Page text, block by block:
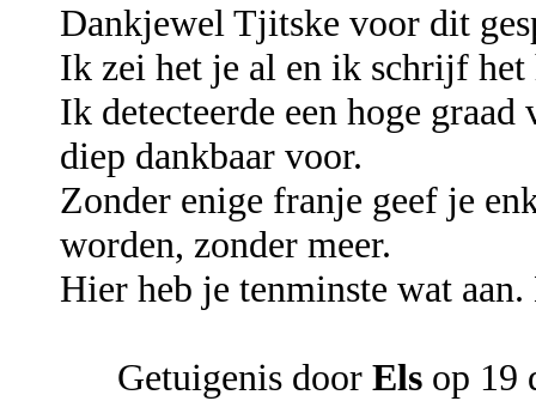
Dankjewel Tjitske voor dit
Ik zei het je al en ik schrijf het
Ik detecteerde een hoge
diep dankbaar voor.
Zonder enige franje geef je
worden, zonder meer.
Hier heb je tenminste wat
Getuigenis door Els op 19